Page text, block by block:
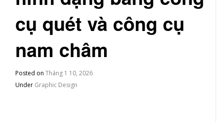
cụ quét và công cụ
nam châm
Posted onTháng 1 10, 2026
Under Graphic Design